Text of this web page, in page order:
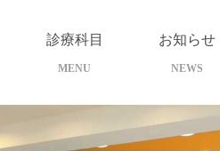
診療科目
MENU
お知らせ
NEWS